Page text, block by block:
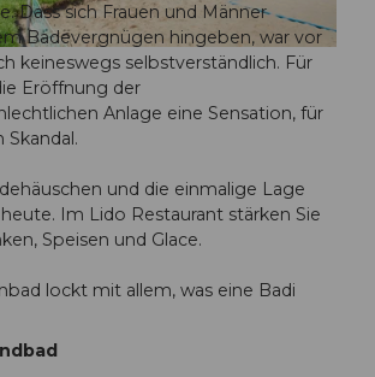
Tourismus |CC-BY-NC-ND
Dass sich Frauen und Männer
Badevergnügen hingeben, war vor
keineswegs selbstverständlich. Für
Eröffnung der
Anlage eine Sensation, für
Skandal.
und die einmalige Lage
Im Lido Restaurant stärken Sie
Speisen und Glace.
lockt mit allem, was eine Badi